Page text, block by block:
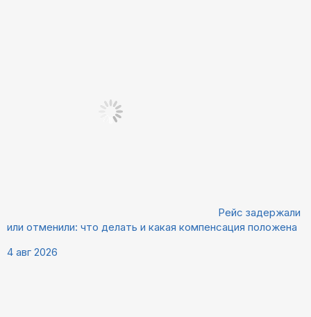
Рейс задержали
или отменили: что делать и какая компенсация положена
4 авг 2026